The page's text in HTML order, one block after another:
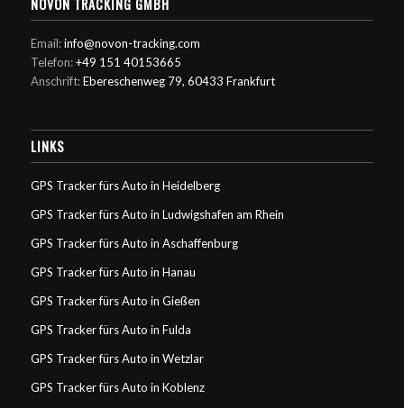
NOVON TRACKING GMBH
Email:info@novon-tracking.com
Telefon:+49 151 40153665
Anschrift:Ebereschenweg 79, 60433 Frankfurt
LINKS
GPS Tracker fürs Auto in Heidelberg
GPS Tracker fürs Auto in Ludwigshafen am Rhein
GPS Tracker fürs Auto in Aschaffenburg
GPS Tracker fürs Auto in Hanau
GPS Tracker fürs Auto in Gießen
GPS Tracker fürs Auto in Fulda
GPS Tracker fürs Auto in Wetzlar
GPS Tracker fürs Auto in Koblenz